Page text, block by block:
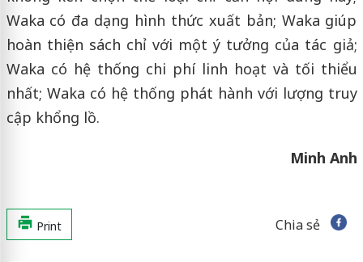
Waka có đa dạng hình thức xuất bản; Waka giúp
hoàn thiện sách chỉ với một ý tưởng của tác giả;
Waka có hệ thống chi phí linh hoạt và tối thiểu
nhất; Waka có hệ thống phát hành với lượng truy
cập khổng lồ.
Minh Anh
Print Chia sẻ